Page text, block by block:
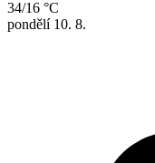
34/16 °C
pondělí 10. 8.